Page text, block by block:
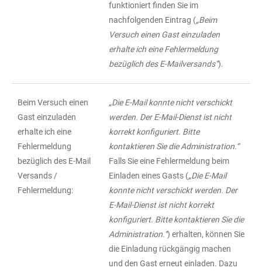
funktioniert finden Sie im
nachfolgenden Eintrag („Beim
Versuch einen Gast einzuladen
erhalte ich eine Fehlermeldung
bezüglich des E-Mailversands“).
Beim Versuch einen
Gast einzuladen
erhalte ich eine
Fehlermeldung
bezüglich des E-Mail
Versands /
Fehlermeldung:
„Die E-Mail konnte nicht verschickt
werden. Der E-Mail-Dienst ist nicht
korrekt konfiguriert. Bitte
kontaktieren Sie die Administration.“
Falls Sie eine Fehlermeldung beim
Einladen eines Gasts („Die E-Mail
konnte nicht verschickt werden. Der
E-Mail-Dienst ist nicht korrekt
konfiguriert. Bitte kontaktieren Sie die
Administration.“) erhalten, können Sie
die Einladung rückgängig machen
und den Gast erneut einladen. Dazu